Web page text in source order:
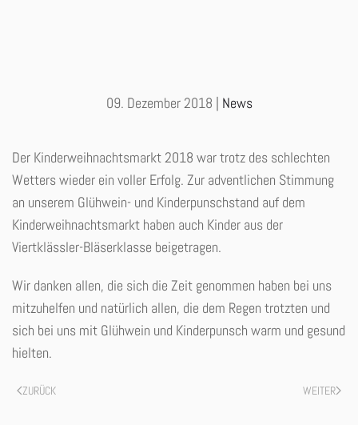
09. Dezember 2018 | News
Der Kinderweihnachtsmarkt 2018 war trotz des schlechten
Wetters wieder ein voller Erfolg. Zur adventlichen Stimmung
an unserem Glühwein- und Kinderpunschstand auf dem
Kinderweihnachtsmarkt haben auch Kinder aus der
Viertklässler-Bläserklasse beigetragen.
Wir danken allen, die sich die Zeit genommen haben bei uns
mitzuhelfen und natürlich allen, die dem Regen trotzten und
sich bei uns mit Glühwein und Kinderpunsch warm und gesund
hielten.
ZURÜCK WEITER